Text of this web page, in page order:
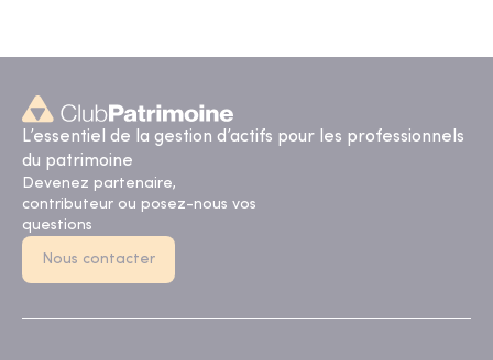
L’essentiel de la gestion d’actifs pour les professionnels
du patrimoine
Devenez partenaire,
contributeur ou posez-nous vos
questions
Nous contacter